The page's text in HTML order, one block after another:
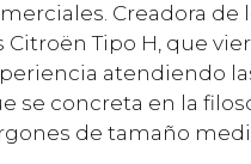
Creadora
Citroën Tipo H, que
atendiendo
se concreta en la
de tamaño